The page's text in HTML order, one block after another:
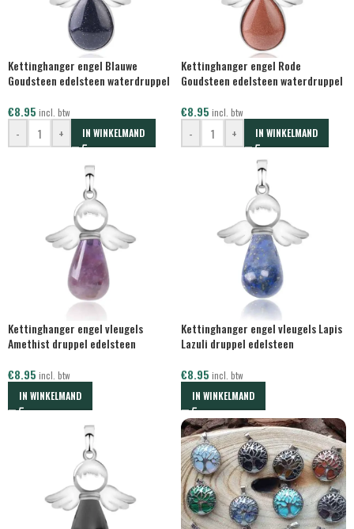
Kettinghanger engel Blauwe
Goudsteen edelsteen waterdruppel
€8.95 incl. btw
- + IN WINKELMAND
Kettinghanger engel Rode
Goudsteen edelsteen waterdruppel
€8.95 incl. btw
- + IN WINKELMAND
Kettinghanger engel vleugels
Amethist druppel edelsteen
€8.95 incl. btw
IN WINKELMAND
Kettinghanger engel vleugels Lapis
Lazuli druppel edelsteen
€8.95 incl. btw
IN WINKELMAND